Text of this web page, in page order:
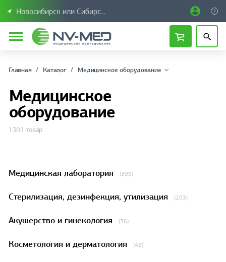
Новосибирск или Сибирский федеральный округ
Главная Каталог Медицинское оборудование
Медицинское
оборудование
1301 товар
Медицинская лаборатория (399)
Стерилизация, дезинфекция, утилизация (203)
Акушерство и гинекология (36)
Косметология и дерматология (48)